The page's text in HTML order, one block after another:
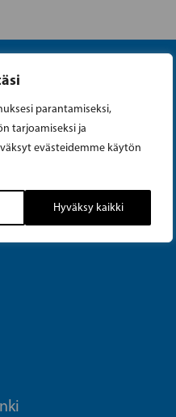
parantamiseksi,
tarjoamiseksi ja
evästeidemme käytön
Hyväksy kaikki